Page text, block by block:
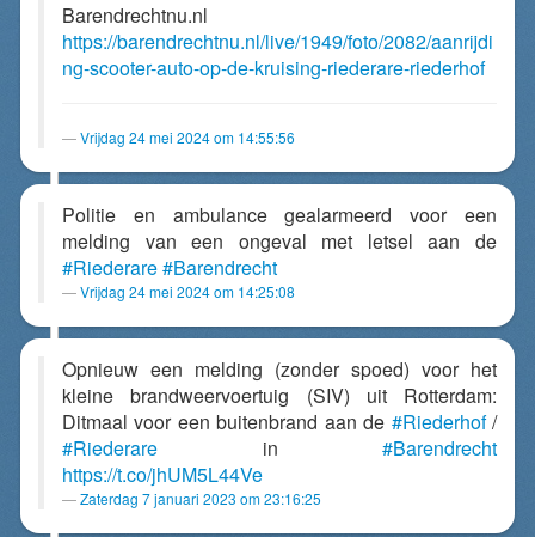
Barendrechtnu.nl
https://barendrechtnu.nl/live/1949/foto/2082/aanrijdi
ng-scooter-auto-op-de-kruising-riederare-riederhof
Vrijdag 24 mei 2024 om 14:55:56
Politie en ambulance gealarmeerd voor een
melding van een ongeval met letsel aan de
#Riederare#Barendrecht
Vrijdag 24 mei 2024 om 14:25:08
Opnieuw een melding (zonder spoed) voor het
kleine brandweervoertuig (SIV) uit Rotterdam:
Ditmaal voor een buitenbrand aan de #Riederhof/
#Riederare in #Barendrecht
https://t.co/jhUM5L44Ve
Zaterdag 7 januari 2023 om 23:16:25